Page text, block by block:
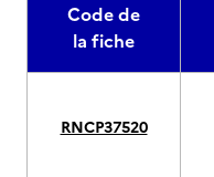
Code de
la fiche
RNCP37520